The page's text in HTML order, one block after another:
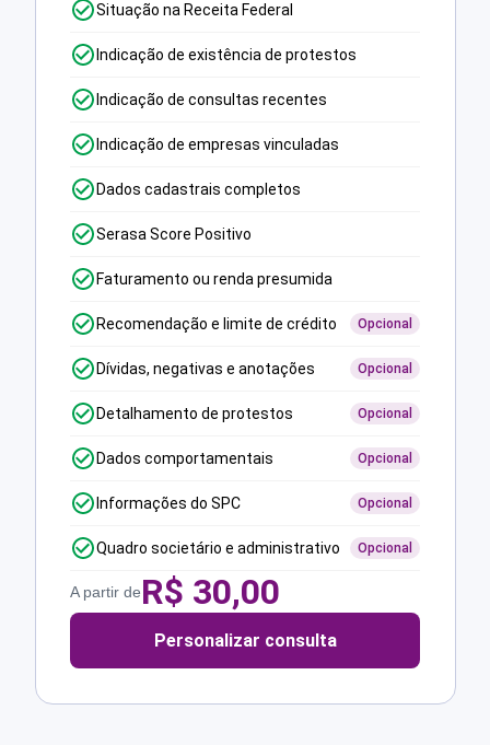
Situação na Receita Federal
Indicação de existência de protestos
Indicação de consultas recentes
Indicação de empresas vinculadas
Dados cadastrais completos
Serasa Score Positivo
Faturamento ou renda presumida
Recomendação e limite de crédito Opcional
Dívidas, negativas e anotações Opcional
Detalhamento de protestos Opcional
Dados comportamentais Opcional
Informações do SPC Opcional
Quadro societário e administrativo Opcional
A partir deR$ 30,00
Personalizar consulta